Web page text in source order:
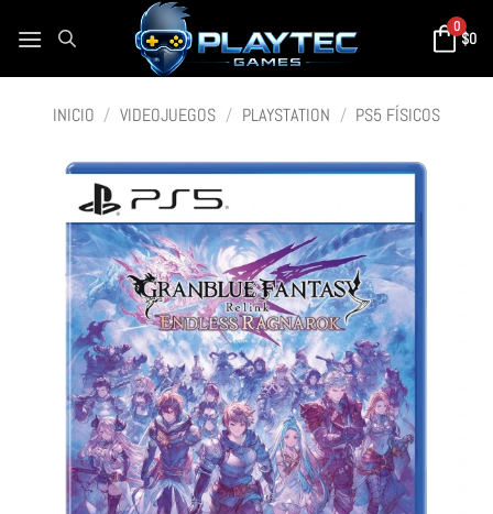
0
$0
INICIO / VIDEOJUEGOS / PLAYSTATION / PS5 FÍSICOS